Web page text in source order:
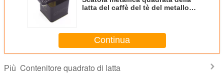
latta del caffè del tè del metallo
Continua
Più Contenitore quadrato di latta